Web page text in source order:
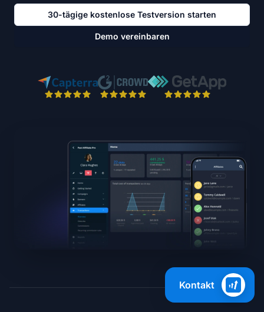
30-tägige kostenlose Testversion starten
Demo vereinbaren
Kontakt